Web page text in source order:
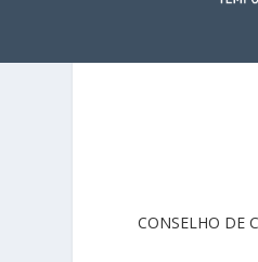
CONSELHO DE